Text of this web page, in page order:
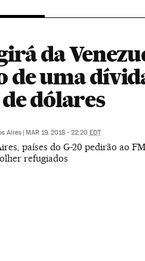
da
de uma
dólares
Aires | MAR 19, 2018 - 22:20 EDT
países do G-20 pedirão ao
refugiados